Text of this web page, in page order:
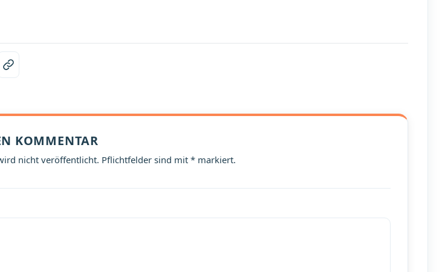
KOMMENTAR
nicht veröffentlicht. Pflichtfelder sind mit * markiert.